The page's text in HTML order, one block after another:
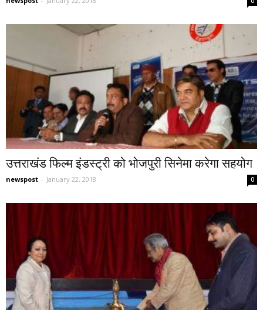
उत्तराखंड फिल्म इंडस्ट्री को भोजपुरी सिनेमा करेगा सहयोग
newspost - January 22, 2018 0